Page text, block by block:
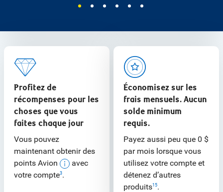
Profitez de
récompenses pour les
choses que vous
faites chaque jour
Vous pouvez
maintenant obtenir des
points Avion
avec
votre compte3.
Économisez sur les
frais mensuels. Aucun
solde minimum
requis.
Payez aussi peu que 0 $
par mois lorsque vous
utilisez votre compte et
détenez d’autres
produits15.